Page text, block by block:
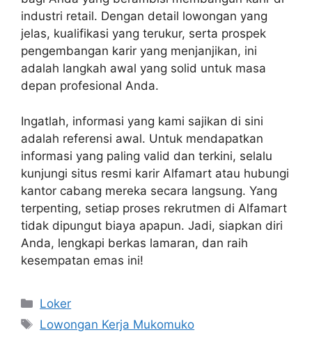
industri retail. Dengan detail lowongan yang
jelas, kualifikasi yang terukur, serta prospek
pengembangan karir yang menjanjikan, ini
adalah langkah awal yang solid untuk masa
depan profesional Anda.
Ingatlah, informasi yang kami sajikan di sini
adalah referensi awal. Untuk mendapatkan
informasi yang paling valid dan terkini, selalu
kunjungi situs resmi karir Alfamart atau hubungi
kantor cabang mereka secara langsung. Yang
terpenting, setiap proses rekrutmen di Alfamart
tidak dipungut biaya apapun. Jadi, siapkan diri
Anda, lengkapi berkas lamaran, dan raih
kesempatan emas ini!
Kategori
Loker
Tag
Lowongan Kerja Mukomuko